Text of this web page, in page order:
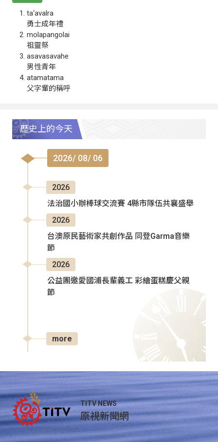
ta‘avalra
勇士成年禮
molapangolai
祖靈祭
asavasavahe
男性青年
atamatama
父字輩的稱呼
歷史上的今天
2026/ 08/ 06
2026
法治國小辦棒球交流賽 4縣市隊伍共襄盛舉
2026
台澳原民藝術家共創作品 同登Garma音樂
節
2026
公益團邀愛國浦長輩義工 彩繪蛋糕慶父親
節
more
TITV NEWS
原視新聞網